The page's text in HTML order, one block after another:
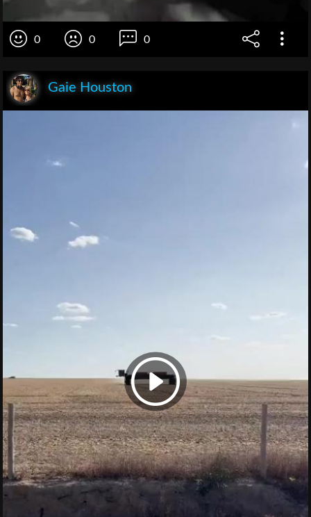
0 0 0
Gaie Houston